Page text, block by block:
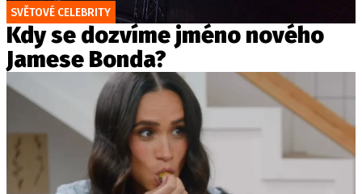
SVĚTOVÉ CELEBRITY
Kdy se dozvíme jméno nového
Jamese Bonda?